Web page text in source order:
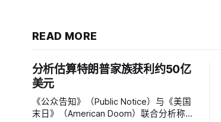
READ MORE
分析估算特朗普家族获利约50亿
美元
《公众告知》（Public Notice）与《美国
末日》（American Doom）联合分析称，